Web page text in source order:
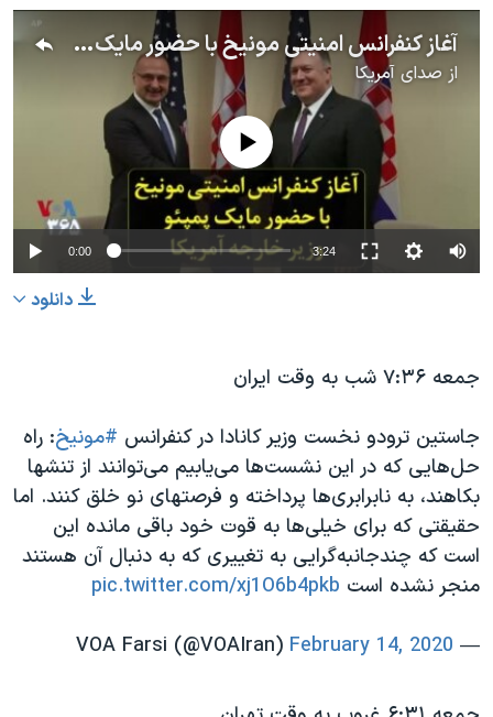
آغاز کنفرانس امنیتی مونیخ با حضور مایک پمپئو وزیر خارجه آمریکا
از صدای آمریکا
No media source currently available
0:00 3:24
دانلود
جمعه ۷:۳۶ شب به وقت ایران
جاستین ترودو نخست وزیر کانادا در کنفرانس #مونیخ: راه
حل‌هایی که در این نشست‌ها می‌یابیم می‌توانند از تنشها
بکاهند، به نابرابری‌ها پرداخته و فرصتهای نو خلق کنند. اما
حقیقتی که برای خیلی‌ها به قوت خود باقی مانده این
است که چندجانبه‌گرایی به تغییری که به دنبال آن هستند
منجر نشده است pic.twitter.com/xj1O6b4pkb
— VOA Farsi (@VOAIran)
February 14, 2020